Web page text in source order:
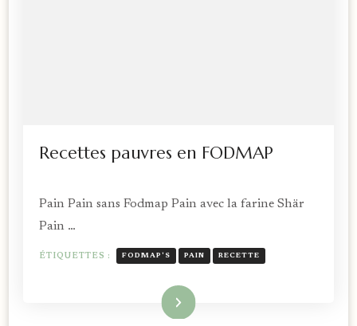
Recettes pauvres en FODMAP
Pain Pain sans Fodmap Pain avec la farine Shär
Pain …
ÉTIQUETTES : FODMAP'S PAIN RECETTE
Lire la suite